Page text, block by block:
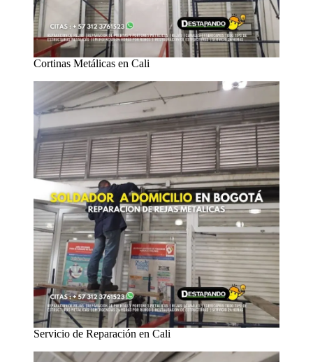
Cortinas Metálicas en Cali
Servicio de Reparación en Cali